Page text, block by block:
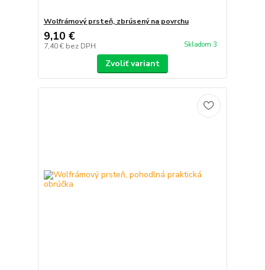
Wolfrámový prsteň, zbrúsený na povrchu
9,10 €
7,40 € bez DPH Skladom 3
Zvoliť variant